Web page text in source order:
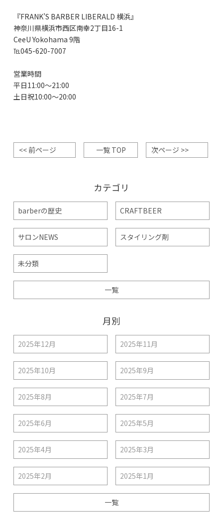
『FRANK’S BARBER LIBERALD 横浜』
神奈川県横浜市西区南幸2丁目16-1
CeeU Yokohama 9階
℡045-620-7007
営業時間
平日11:00～21:00
土日祝10:00～20:00
<< 前ページ 一覧 TOP 次ページ >>
カテゴリ
barberの歴史 CRAFTBEER
サロンNEWS スタイリング剤
未分類
一覧
月別
2025年12月 2025年11月
2025年10月 2025年9月
2025年8月 2025年7月
2025年6月 2025年5月
2025年4月 2025年3月
2025年2月 2025年1月
一覧